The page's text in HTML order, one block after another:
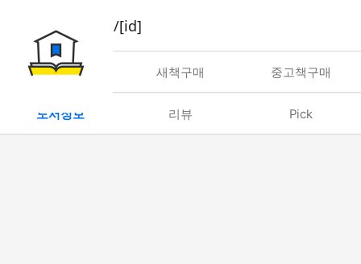
book/rent/[id]
대여 새책구매 중고책구매
도서정보 리뷰 Pick